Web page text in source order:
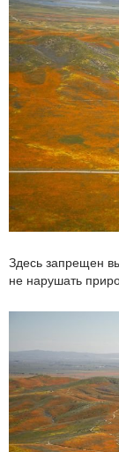
Здесь запрещен
не нарушать